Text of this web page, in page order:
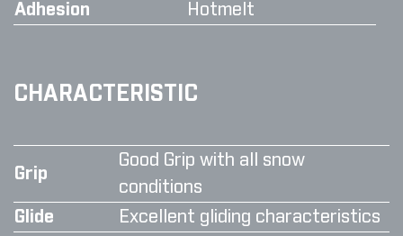
Adhesion
Hotmelt
CHARACTERISTIC
Grip
Good Grip with all snow
conditions
Glide
Excellent gliding characteristics